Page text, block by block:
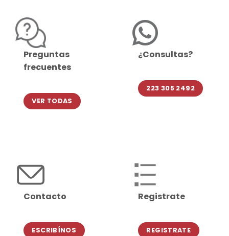
Preguntas
frecuentes
VER TODAS
¿Consultas?
223 305 2492
Contacto
ESCRIBÍNOS
Registrate
REGISTRATE